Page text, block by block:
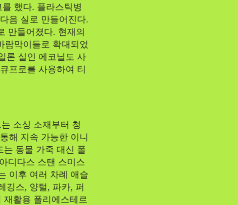
했다. 플라스틱병
음 실로 만들어진다.
만들어졌다. 현재의
람막이들로 확대되었
론 실인 에코닐도 사
프로를 사용하여 티
소싱 소재부터 청
해 지속 가능한 이니
는 동물 가죽 대신 폴
디다스 스탠 스미스
이후 여러 차례 애슬
깅스, 양털, 파카, 퍼
활용 폴리에스테르